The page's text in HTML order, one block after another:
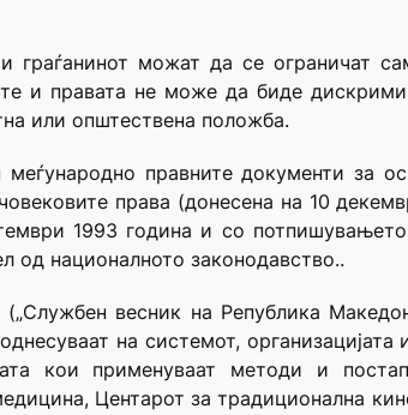
можат да се ограничат
и правата не може да биде
или општествена положба.
правните документи за
права (донесена на 10
1993 година и со
од националното законодавство..
весник на Република
на системот, организацијата
кои применуваат методи и
Центарот за традиционална